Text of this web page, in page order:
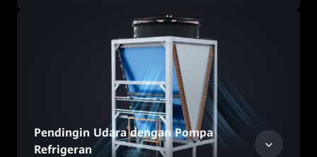
Pendingin Udara dengan Pompa
Refrigeran